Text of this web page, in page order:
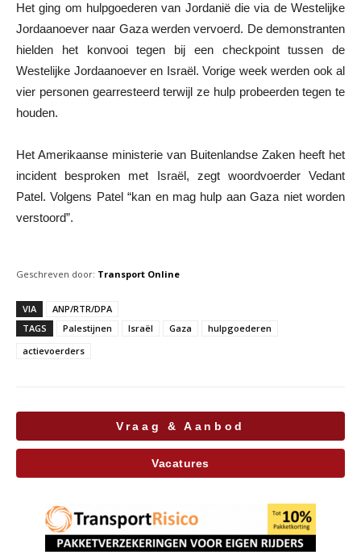
Het ging om hulpgoederen van Jordanië die via de Westelijke
Jordaanoever naar Gaza werden vervoerd. De demonstranten
hielden het konvooi tegen bij een checkpoint tussen de
Westelijke Jordaanoever en Israël. Vorige week werden ook al
vier personen gearresteerd terwijl ze hulp probeerden tegen te
houden.
Het Amerikaanse ministerie van Buitenlandse Zaken heeft het
incident besproken met Israël, zegt woordvoerder Vedant
Patel. Volgens Patel “kan en mag hulp aan Gaza niet worden
verstoord”.
Geschreven door: Transport Online
VIA
ANP/RTR/DPA
TAGS
Palestijnen Israël Gaza
hulpgoederen
actievoerders
Vraag & Aanbod
Vacatures